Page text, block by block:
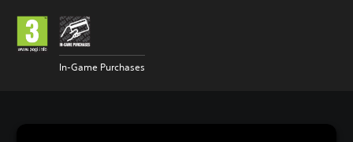
In-Game Purchases